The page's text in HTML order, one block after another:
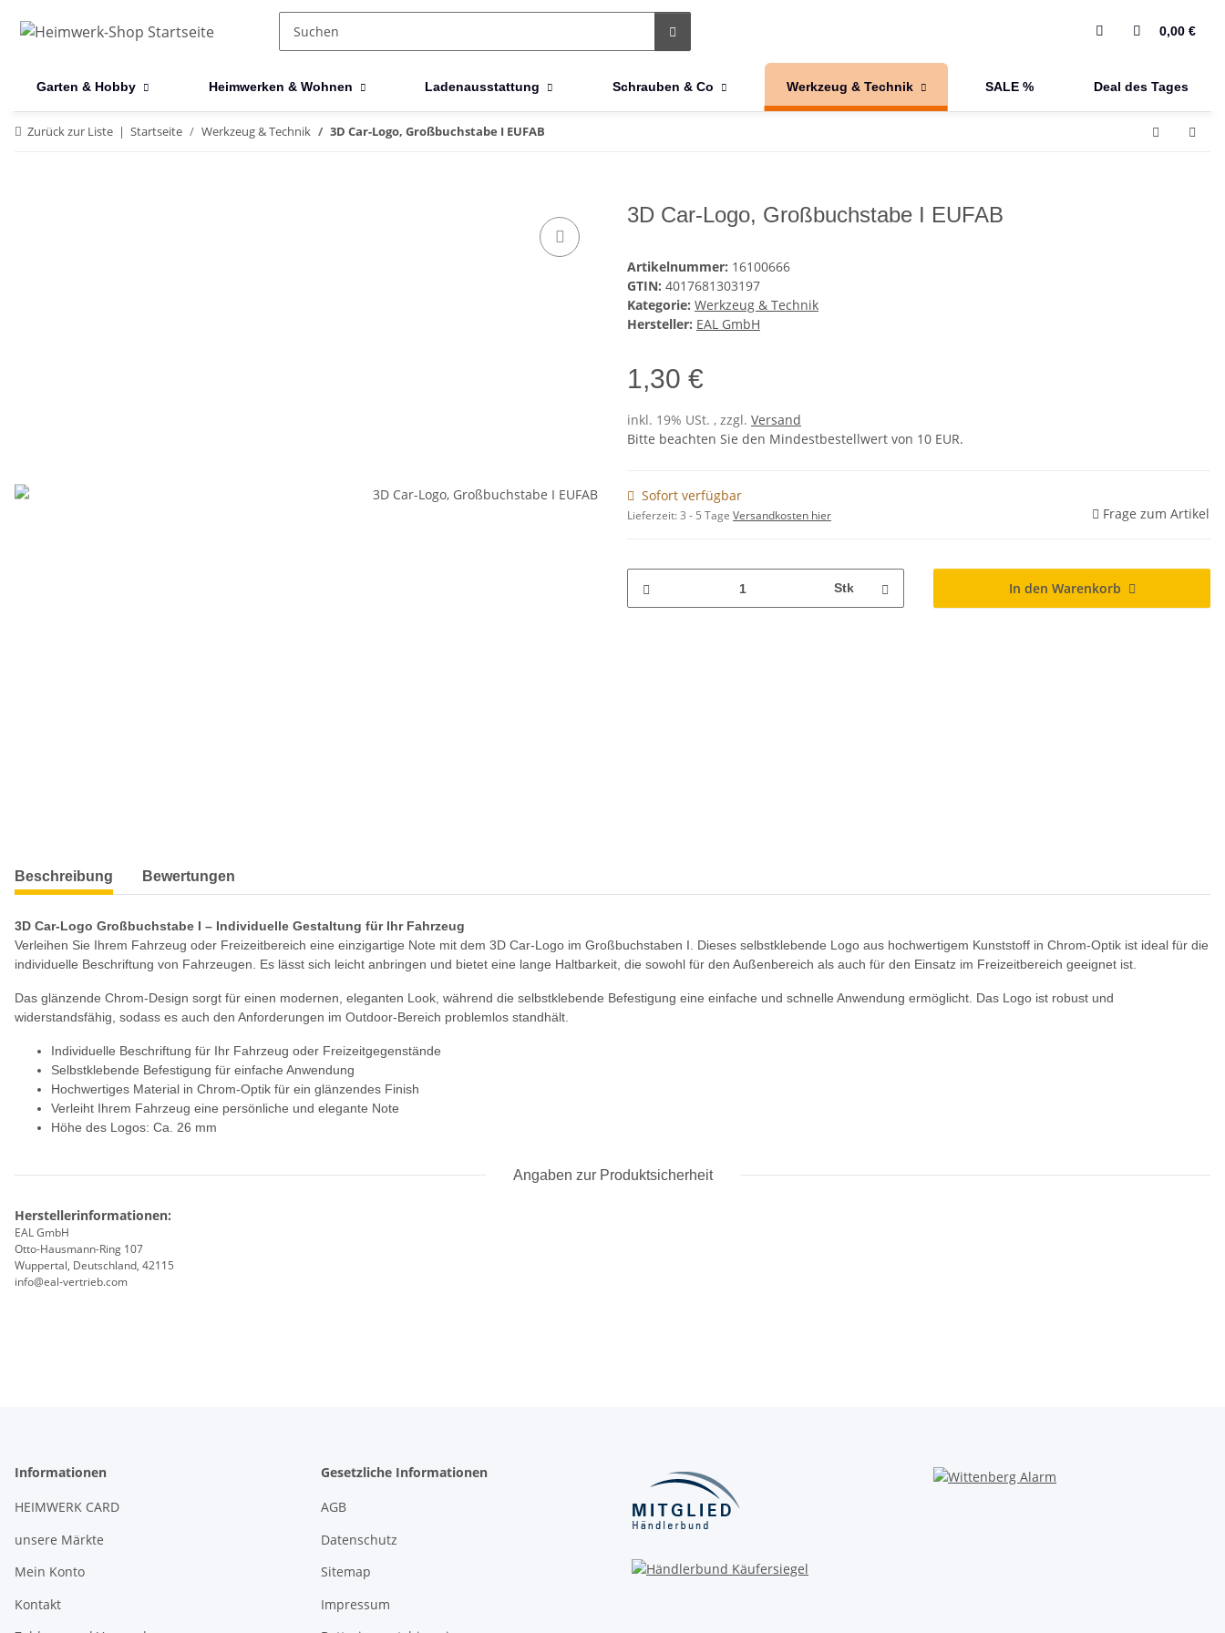
0,00 €
Garten & Hobby Heimwerken & Wohnen Ladenausstattung Schrauben & Co Werkzeug & Technik SALE % Deal des Tages
Zurück zur Liste Startseite Werkzeug & Technik 3D Car-Logo, Großbuchstabe I EUFAB
3D Car-Logo, Großbuchstabe I EUFAB
Artikelnummer: 16100666
GTIN: 4017681303197
Kategorie: Werkzeug & Technik
Hersteller: EAL GmbH
1,30 €
inkl. 19% USt. , zzgl. Versand
Bitte beachten Sie den Mindestbestellwert von 10 EUR.
Sofort verfügbar
Lieferzeit:3 - 5 Tage Versandkosten hier Frage zum Artikel
Stk In den Warenkorb
weitere Registerkarten anzeigen
Beschreibung Bewertungen
3D Car-Logo Großbuchstabe I – Individuelle Gestaltung für Ihr Fahrzeug
Verleihen Sie Ihrem Fahrzeug oder Freizeitbereich eine einzigartige Note mit dem 3D Car-Logo im Großbuchstaben I. Dieses selbstklebende Logo aus hochwertigem Kunststoff in Chrom-Optik ist ideal für die
individuelle Beschriftung von Fahrzeugen. Es lässt sich leicht anbringen und bietet eine lange Haltbarkeit, die sowohl für den Außenbereich als auch für den Einsatz im Freizeitbereich geeignet ist.
Das glänzende Chrom-Design sorgt für einen modernen, eleganten Look, während die selbstklebende Befestigung eine einfache und schnelle Anwendung ermöglicht. Das Logo ist robust und
widerstandsfähig, sodass es auch den Anforderungen im Outdoor-Bereich problemlos standhält.
Individuelle Beschriftung für Ihr Fahrzeug oder Freizeitgegenstände
Selbstklebende Befestigung für einfache Anwendung
Hochwertiges Material in Chrom-Optik für ein glänzendes Finish
Verleiht Ihrem Fahrzeug eine persönliche und elegante Note
Höhe des Logos: Ca. 26 mm
Angaben zur Produktsicherheit
Herstellerinformationen:
EAL GmbH
Otto-Hausmann-Ring 107
Wuppertal, Deutschland, 42115
info@eal-vertrieb.com
Informationen
HEIMWERK CARD
unsere Märkte
Mein Konto
Kontakt
Gesetzliche Informationen
AGB
Datenschutz
Sitemap
Impressum